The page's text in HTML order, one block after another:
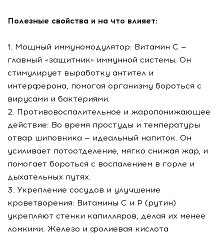
Полезные свойства и на что влияет:
1. Мощный иммуномодулятор: Витамин С —
главный «защитник» иммунной системы. Он
стимулирует выработку антител и
интерферона, помогая организму бороться с
вирусами и бактериями.
2. Противовоспалительное и жаропонижающее
действие: Во время простуды и температуры
отвар шиповника — идеальный напиток. Он
усиливает потоотделение, мягко снижая жар, и
помогает бороться с воспалением в горле и
дыхательных путях.
3. Укрепление сосудов и улучшение
кроветворения: Витамины С и Р (рутин)
укрепляют стенки капилляров, делая их менее
ломкими. Железо и фолиевая кислота